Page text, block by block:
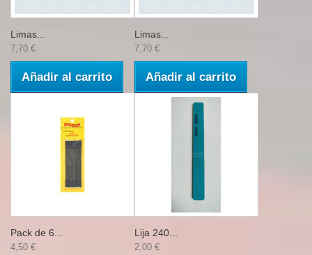
Limas...
7,70 €
Añadir al carrito
Limas...
7,70 €
Añadir al carrito
Pack de 6...
4,50 €
Lija 240...
2,00 €